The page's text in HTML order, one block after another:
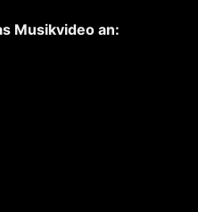
Musikvideo an: